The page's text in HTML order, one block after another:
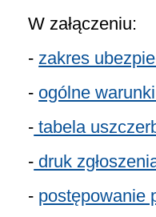
W załączeniu:
- zakres
- ogólne
- tabela
- druk
- postępowanie